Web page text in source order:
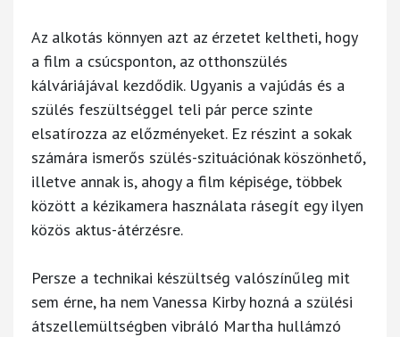
Az alkotás könnyen azt az érzetet keltheti, hogy
a film a csúcsponton, az otthonszülés
kálváriájával kezdődik. Ugyanis a vajúdás és a
szülés feszültséggel teli pár perce szinte
elsatírozza az előzményeket. Ez részint a sokak
számára ismerős szülés-szituációnak köszönhető,
illetve annak is, ahogy a film képisége, többek
között a kézikamera használata rásegít egy ilyen
közös aktus-átérzésre.
Persze a technikai készültség valószínűleg mit
sem érne, ha nem Vanessa Kirby hozná a szülési
átszellemültségben vibráló Martha hullámzó